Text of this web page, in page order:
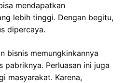
mendapatkan
lebih tinggi. Dengan begitu,
dipercaya.
bisnis memungkinkannya
pabriknya. Perluasan ini juga
masyarakat. Karena,